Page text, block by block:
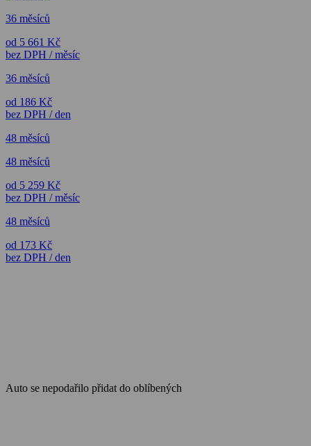
36 měsíců
od 5 661 Kč
bez DPH / měsíc
36 měsíců
od 186 Kč
bez DPH / den
48 měsíců
48 měsíců
od 5 259 Kč
bez DPH / měsíc
48 měsíců
od 173 Kč
bez DPH / den
Auto se nepodařilo přidat do oblíbených